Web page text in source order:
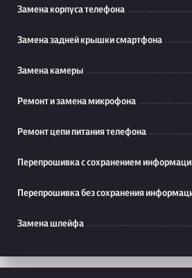
Замена корпуса телефона
Замена задней крышки смартфона
Замена камеры
Ремонт и замена микрофона
Ремонт цепи питания телефона
Перепрошивка с сохранением
Перепрошивка без сохранения
Замена шлейфа